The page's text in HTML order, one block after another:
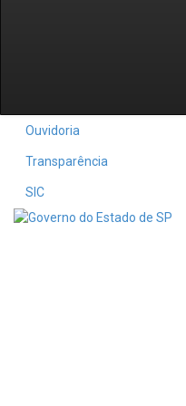
Ouvidoria
Transparência
SIC